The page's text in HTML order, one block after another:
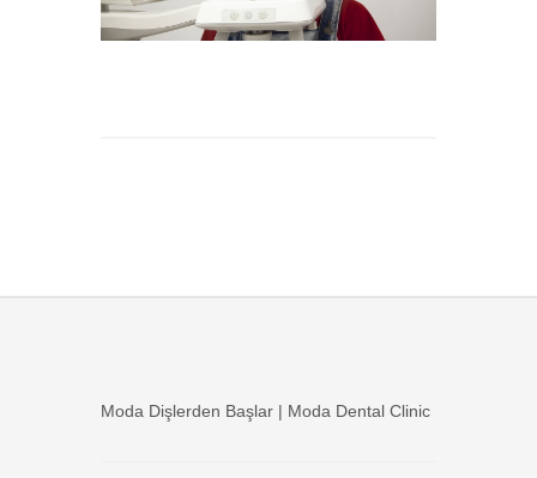
Moda Dişlerden Başlar | Moda Dental Clinic